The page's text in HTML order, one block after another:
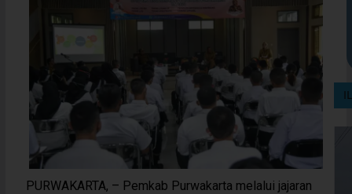
PURWAKARTA, – Pemkab Purwakarta melalui jajaran